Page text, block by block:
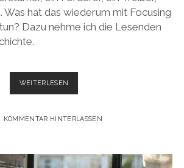
Was hat das wiederum mit Focusing
Dazu nehme ich die Lesenden
WEITERLESEN
ALS
KOMMENTAR HINTERLASSEN